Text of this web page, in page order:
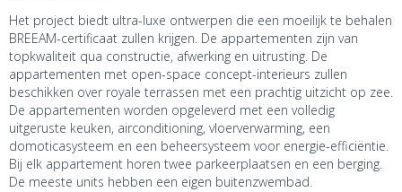
Het project biedt ultra-luxe ontwerpen die een moeilijk te behalen
BREEAM-certificaat zullen krijgen. De appartementen zijn van
topkwaliteit qua constructie, afwerking en uitrusting. De
appartementen met open-space concept-interieurs zullen
beschikken over royale terrassen met een prachtig uitzicht op zee.
De appartementen worden opgeleverd met een volledig
uitgeruste keuken, airconditioning, vloerverwarming, een
domoticasysteem en een beheersysteem voor energie-efficiëntie.
Bij elk appartement horen twee parkeerplaatsen en een berging.
De meeste units hebben een eigen buitenzwembad.